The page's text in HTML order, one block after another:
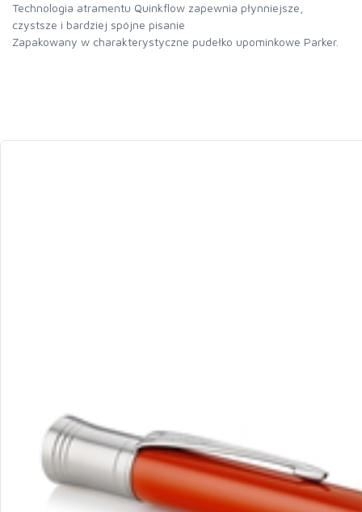
Technologia atramentu Quinkflow zapewnia płynniejsze,
czystsze i bardziej spójne pisanie
Zapakowany w charakterystyczne pudełko upominkowe Parker.